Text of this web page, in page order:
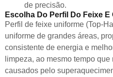
de precisão.
Escolha Do Perfil Do Feixe
Perfil de feixe uniforme (Top-
uniforme de grandes áreas,
consistente de energia e
limpeza, ao mesmo tempo
causados pelo